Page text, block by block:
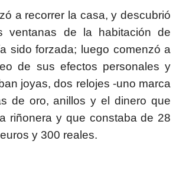
a recorrer la casa, y descubrió
ventanas de la habitación de
sido forzada; luego comenzó a
de sus efectos personales y
joyas, dos relojes -uno marca
de oro, anillos y el dinero que
riñonera y que constaba de 28
y 300 reales.